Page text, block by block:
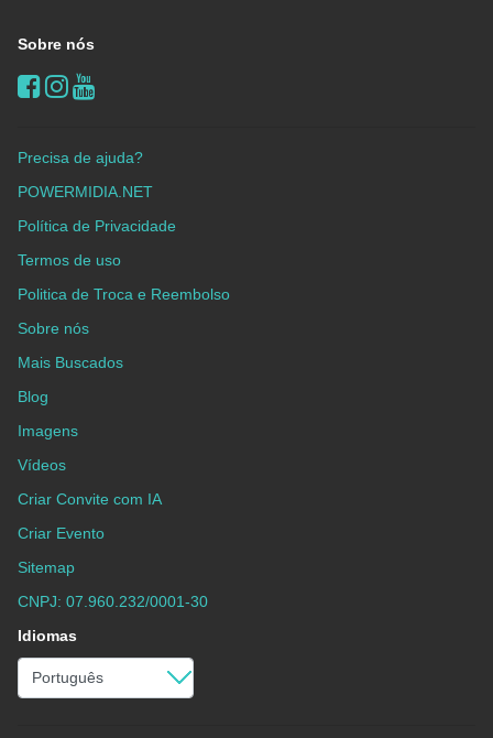
Sobre nós
Precisa de ajuda?
POWERMIDIA.NET
Política de Privacidade
Termos de uso
Politica de Troca e Reembolso
Sobre nós
Mais Buscados
Blog
Imagens
Vídeos
Criar Convite com IA
Criar Evento
Sitemap
CNPJ: 07.960.232/0001-30
Idiomas